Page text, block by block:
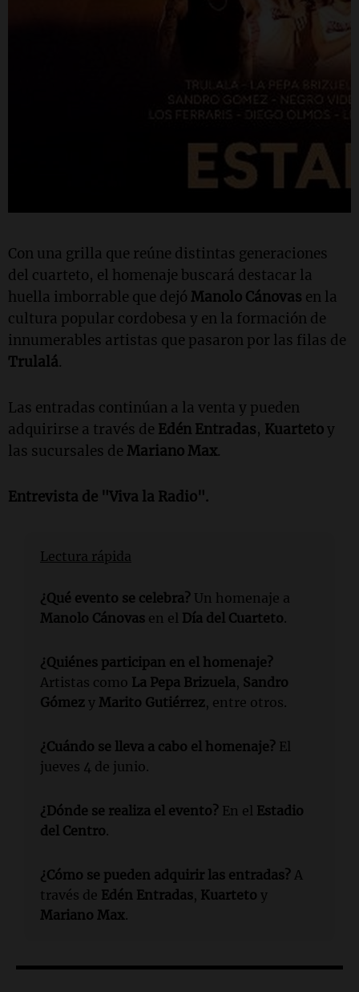
Con una grilla que reúne distintas generaciones
del cuarteto, el homenaje buscará destacar la
huella imborrable que dejó Manolo Cánovas en la
cultura popular cordobesa y en la formación de
innumerables artistas que pasaron por las filas de
Trulalá.
Las entradas continúan a la venta y pueden
adquirirse a través de Edén Entradas, Kuartetoy
las sucursales de Mariano Max.
Entrevista de "Viva la Radio".
Lectura rápida
¿Qué evento se celebra? Un homenaje a
Manolo Cánovas en el Día del Cuarteto.
¿Quiénes participan en el homenaje?
Artistas como La Pepa Brizuela, Sandro
Gómez y Marito Gutiérrez, entre otros.
¿Cuándo se lleva a cabo el homenaje? El
jueves 4 de junio.
¿Dónde se realiza el evento? En el Estadio
del Centro.
¿Cómo se pueden adquirir las entradas? A
través de Edén Entradas, Kuarteto y
Mariano Max.